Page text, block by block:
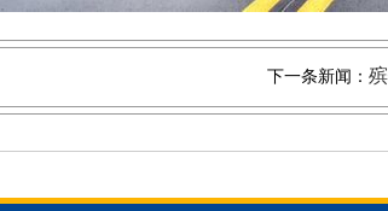
下一条新闻：